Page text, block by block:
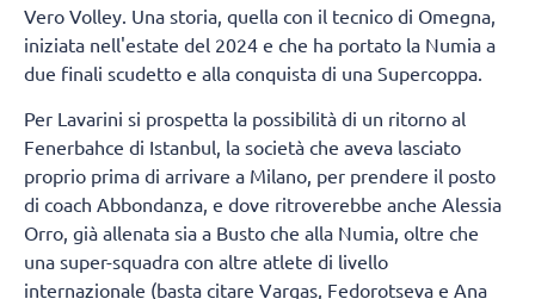
Vero Volley. Una storia, quella con il tecnico di Omegna,
iniziata nell'estate del 2024 e che ha portato la Numia a
due finali scudetto e alla conquista di una Supercoppa.
Per Lavarini si prospetta la possibilità di un ritorno al
Fenerbahce di Istanbul, la società che aveva lasciato
proprio prima di arrivare a Milano, per prendere il posto
di coach Abbondanza, e dove ritroverebbe anche Alessia
Orro, già allenata sia a Busto che alla Numia, oltre che
una super-squadra con altre atlete di livello
internazionale (basta citare Vargas, Fedorotseva e Ana